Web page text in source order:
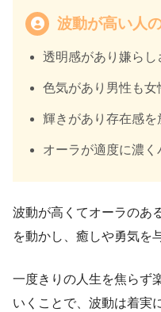
波動が高い人
透明感があり嫌らし
色気があり男性も女
輝きがあり存在感を
オーラが適度に濃
波動が高くてオーラのあ
を動かし、癒しや勇気を
一度きりの人生を焦らず
いくことで、波動は着実